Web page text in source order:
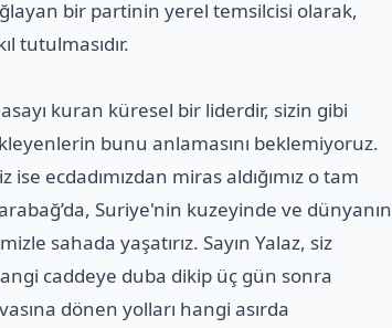
bir partinin yerel temsilcisi olarak,
tutulmasıdır.
kuran küresel bir liderdir, sizin gibi
bunu anlamasını beklemiyoruz.
ecdadımızdan miras aldığımız o tam
Suriye'nin kuzeyinde ve dünyanın
sahada yaşatırız. Sayın Yalaz, siz
caddeye duba dikip üç gün sonra
dönen yolları hangi asırda